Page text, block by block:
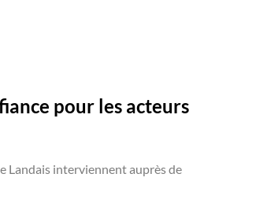
pour les acteurs
Landais interviennent auprès de